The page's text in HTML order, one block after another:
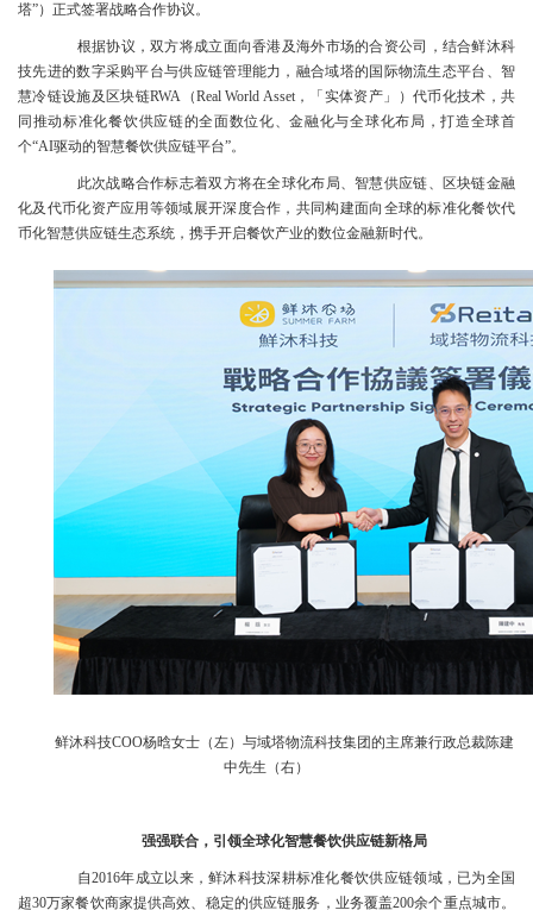
塔”）正式签署战略合作协议。
根据协议，双方将成立面向香港及海外市场的合资公司，结合鲜沐科
技先进的数字采购平台与供应链管理能力，融合域塔的国际物流生态平台、智
慧冷链设施及区块链RWA（Real World Asset，「实体资产」）代币化技术，共
同推动标准化餐饮供应链的全面数位化、金融化与全球化布局，打造全球首
个“AI驱动的智慧餐饮供应链平台”。
此次战略合作标志着双方将在全球化布局、智慧供应链、区块链金融
化及代币化资产应用等领域展开深度合作，共同构建面向全球的标准化餐饮代
币化智慧供应链生态系统，携手开启餐饮产业的数位金融新时代。
鲜沐科技COO杨晗女士（左）与域塔物流科技集团的主席兼行政总裁陈建
中先生（右）
强强联合，引领全球化智慧餐饮供应链新格局
自2016年成立以来，鲜沐科技深耕标准化餐饮供应链领域，已为全国
超30万家餐饮商家提供高效、稳定的供应链服务，业务覆盖200余个重点城市。